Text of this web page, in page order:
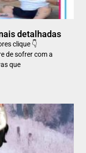
detalhadas
clique 👇
de sofrer com a
que